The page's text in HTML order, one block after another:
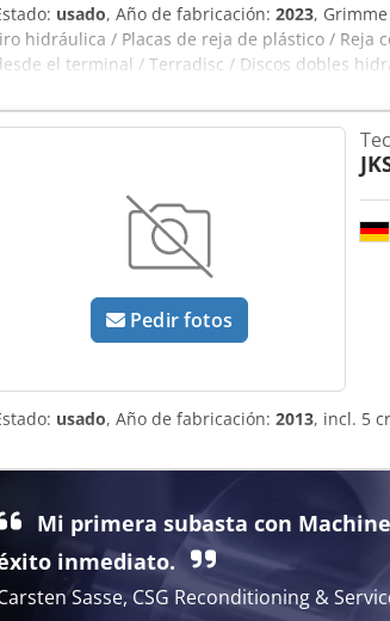
usado, Año de fabricación: 2023,
hidráulica / Placas de reja de plástico / Reja
el terminal / Terradisc / Discos dobles
Tracción de fricción independiente de la
Pedir fotos
usado, Año de fabricación: 2013, incl. 5
Mi primera subasta con
inmediato.
Sasse, CSG Reconditioning &